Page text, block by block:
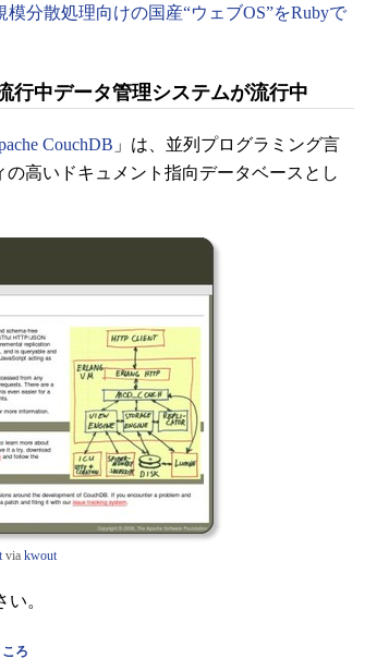
模分散処理向けの国産“ウェブOS”をRubyで
行中データ管理システムが流行中
CouchDB 」は、並列プログラミング言
の高いドキュメント指向データベースとし
via kwout
。
ろ